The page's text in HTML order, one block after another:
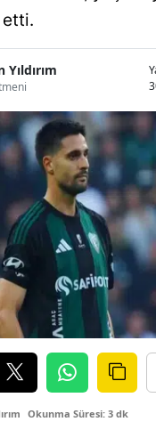
etti.
Okunma Süresi: 3 dk